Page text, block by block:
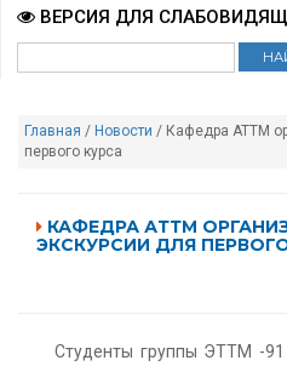
ВЕРСИЯ ДЛЯ
Главная / Новости / Кафедра АТТМ
первого курса
КАФЕДРА АТТМ
ЭКСКУРСИИ ДЛЯ
Студенты группы ЭТТМ -